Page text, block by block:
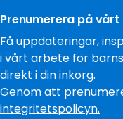
Testamentera
Cookies
Prenumerera på
Få uppdateringar,
i vårt arbete för
direkt i din inkorg.
Genom att
integritetspolicyn.